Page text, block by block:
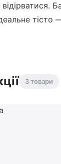
3 товари